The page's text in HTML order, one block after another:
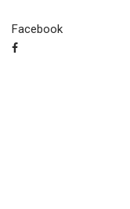
Facebook